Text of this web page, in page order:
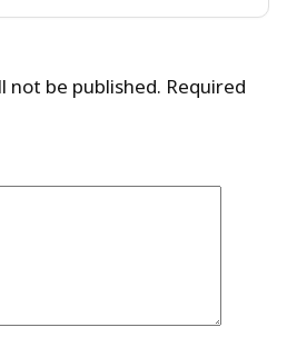
not be published. Required